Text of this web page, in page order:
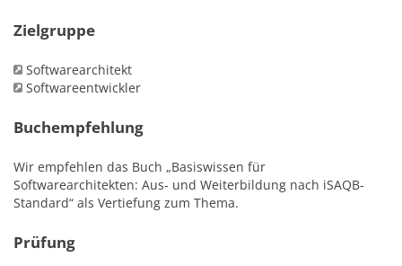
Zielgruppe
Softwarearchitekt
Softwareentwickler
Buchempfehlung
Wir empfehlen das Buch „Basiswissen für
Softwarearchitekten: Aus- und Weiterbildung nach iSAQB-
Standard“ als Vertiefung zum Thema.
Prüfung